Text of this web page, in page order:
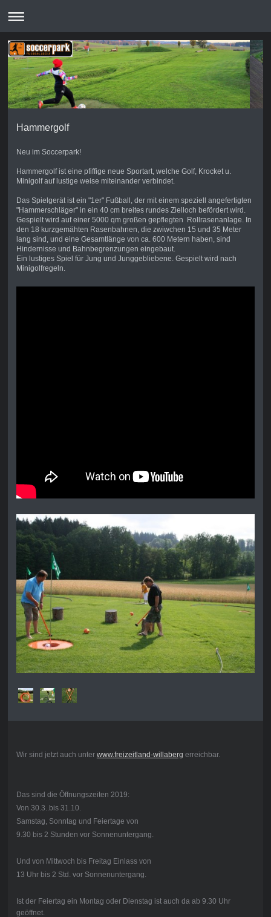
Hammergolf
Neu im Soccerpark!
Hammergolf ist eine pfiffige neue Sportart, welche Golf, Krocket u.
Minigolf auf lustige weise miteinander verbindet.
Das Spielgerät ist ein "1er" Fußball, der mit einem speziell angefertigten
"Hammerschläger" in ein 40 cm breites rundes Zielloch befördert wird.
Gespielt wird auf einer 5000 qm großen gepflegten Rollrasenanlage. In
den 18 kurzgemähten Rasenbahnen, die zwiwchen 15 und 35 Meter
lang sind, und eine Gesamtlänge von ca. 600 Metern haben, sind
Hindernisse und Bahnbegrenzungen eingebaut.
Ein lustiges Spiel für Jung und Junggebliebene. Gespielt wird nach
Minigolfregeln.
Wir sind jetzt auch unter www.freizeitland-willaberg erreichbar.
Das sind die Öffnungszeiten 2019:
Von 30.3..bis 31.10.
Samstag, Sonntag und Feiertage von
9.30 bis 2 Stunden vor Sonnenuntergang.
Und von Mittwoch bis Freitag Einlass von
13 Uhr bis 2 Std. vor Sonnenuntergang.
Ist der Feiertag ein Montag oder Dienstag ist auch da ab 9.30 Uhr
geöffnet.